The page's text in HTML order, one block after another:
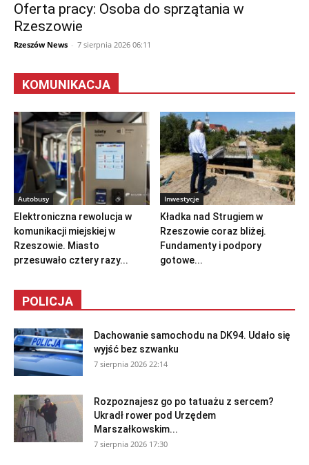
Oferta pracy: Osoba do sprzątania w
Rzeszowie
Rzeszów News - 7 sierpnia 2026 06:11
KOMUNIKACJA
Autobusy
Elektroniczna rewolucja w
komunikacji miejskiej w
Rzeszowie. Miasto
przesuwało cztery razy...
Inwestycje
Kładka nad Strugiem w
Rzeszowie coraz bliżej.
Fundamenty i podpory
gotowe...
POLICJA
Dachowanie samochodu na DK94. Udało się
wyjść bez szwanku
7 sierpnia 2026 22:14
Rozpoznajesz go po tatuażu z sercem?
Ukradł rower pod Urzędem
Marszałkowskim...
7 sierpnia 2026 17:30